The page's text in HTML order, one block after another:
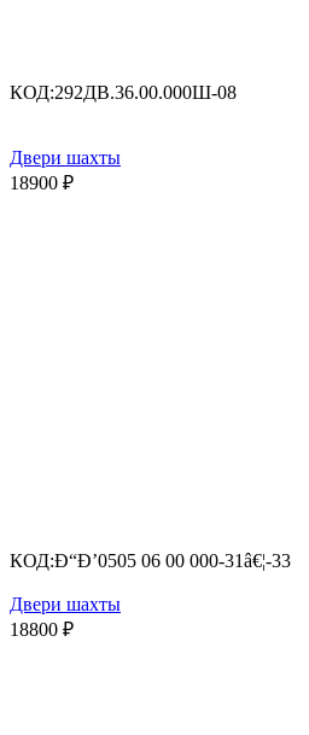
КОД:292ДВ.36.00.000Ш-08
Двери шахты
18900 ₽
КОД:Ð“Ð’0505 06 00 000-31â€¦-33
Двери шахты
18800 ₽